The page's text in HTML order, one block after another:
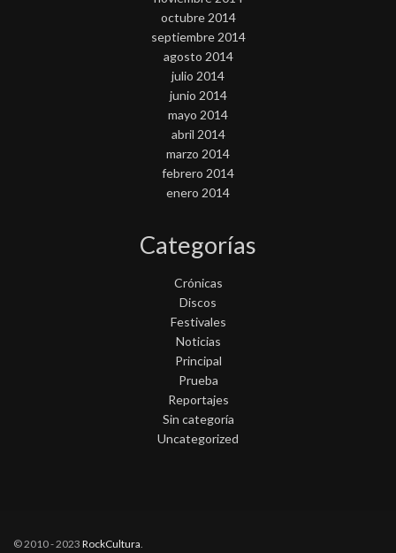
octubre 2014
septiembre 2014
agosto 2014
julio 2014
junio 2014
mayo 2014
abril 2014
marzo 2014
febrero 2014
enero 2014
Categorías
Crónicas
Discos
Festivales
Noticias
Principal
Prueba
Reportajes
Sin categoría
Uncategorized
© 2010 - 2023 RockCultura